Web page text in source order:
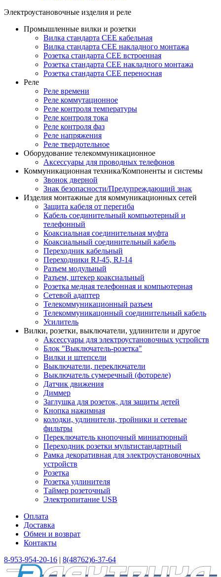
Электроустановочные изделия и реле
Промышленные вилки и розетки
Вилка стандарта CEE кабельная
Вилка стандарта CEE накладного монтажа
Розетка стандарта CEE встроенная
Розетка стандарта СЕЕ накладного монтажа
Розетка стандарта СЕЕ переносная
Реле
Реле времени
Реле коммутационное
Реле контроля температуры
Реле контроля тока
Реле контроля фаз
Реле напряжения
Реле твердотельное
Оборудование телекоммуникационное
Аксессуары для проводных телефонов
Коммуникационная техника/Компоненты и системы
Звонок дверной
Знак безопасности/Предупреждающий знак
Изделия монтажные для коммуникационных сетей
Защита кабеля от перегиба
Кабель соединительный компьютерный и
телефонный
Коаксиальная соединительная муфта
Коаксиальный соединительный кабель
Переходник кабельный
Переходники RJ-45, RJ-14
Разъем модульный
Разъем, штекер коаксиальный
Розетка медная телефонная и компьютерная
Сетевой адаптер
Телекоммуникационный разъем
Телекоммуникацонный соединительный кабель
Усилитель
Вилки, розетки, выключатели, удлинители и другое
Аксессуары для электроустановочных устройств
Блок "Выключатель-розетка"
Вилки и штепсели
Выключатели, переключатели
Выключатель сумеречный (фотореле)
Датчик движения
Диммер
Заглушка для розеток, для защиты детей
Кнопка нажимная
колодки, удлинители, тройники и сетевые
фильтры
Переключатель кнопочный миниатюрный
Переходник розетки мультистандартный
Рамка декоративная для электроустановочных
устройств
Розетка
Розетка удлинителя
Таймер розеточный
Электропитание USB
Оплата
Доставка
Обмен и возврат
Контакты
8-953-954-20-16 | 8(48762)6-37-64